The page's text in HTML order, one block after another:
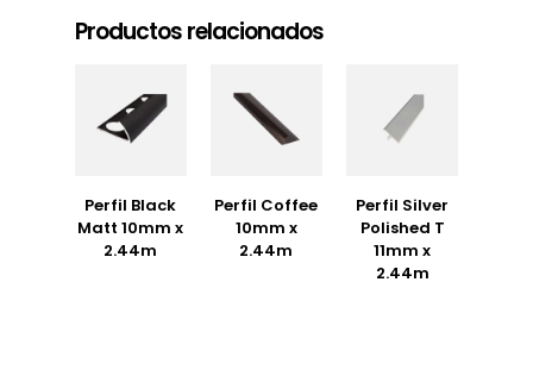
Productos relacionados
Perfil Black
Matt 10mm x
2.44m
Perfil Coffee
10mm x
2.44m
Perfil Silver
Polished T
11mm x
2.44m